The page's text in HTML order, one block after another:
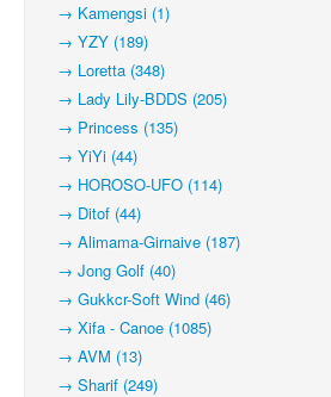
→ Kamengsi (1)
→ YZY (189)
→ Loretta (348)
→ Lady Lily-BDDS (205)
→ Princess (135)
→ YiYi (44)
→ HOROSO-UFO (114)
→ Ditof (44)
→ Alimama-Girnaive (187)
→ Jong Golf (40)
→ Gukkcr-Soft Wind (46)
→ Xifa - Canoe (1085)
→ AVM (13)
→ Sharif (249)